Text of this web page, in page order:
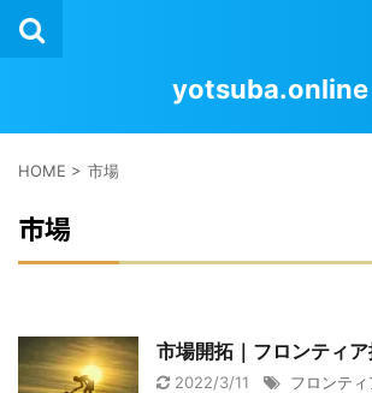
yotsuba.online
HOME > 市場
市場
市場開拓｜フロンティア
2022/3/11 フロンティ